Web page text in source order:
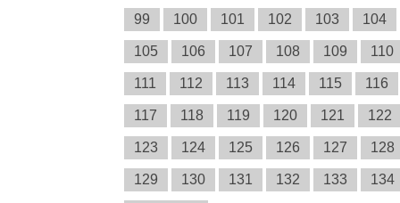
99 100 101 102 103 104
105 106 107 108 109 110
111 112 113 114 115 116
117 118 119 120 121 122
123 124 125 126 127 128
129 130 131 132 133 134